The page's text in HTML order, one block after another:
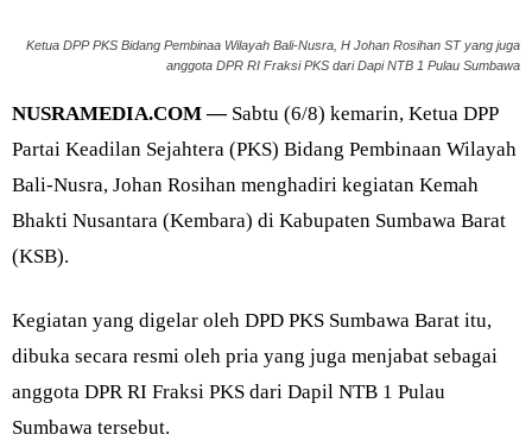
Ketua DPP PKS Bidang Pembinaa Wilayah Bali-Nusra, H Johan Rosihan ST yang juga
anggota DPR RI Fraksi PKS dari Dapi NTB 1 Pulau Sumbawa
NUSRAMEDIA.COM —Sabtu (6/8) kemarin, Ketua DPP
Partai Keadilan Sejahtera (PKS) Bidang Pembinaan Wilayah
Bali-Nusra, Johan Rosihan menghadiri kegiatan Kemah
Bhakti Nusantara (Kembara) di Kabupaten Sumbawa Barat
(KSB).
Kegiatan yang digelar oleh DPD PKS Sumbawa Barat itu,
dibuka secara resmi oleh pria yang juga menjabat sebagai
anggota DPR RI Fraksi PKS dari Dapil NTB 1 Pulau
Sumbawa tersebut.